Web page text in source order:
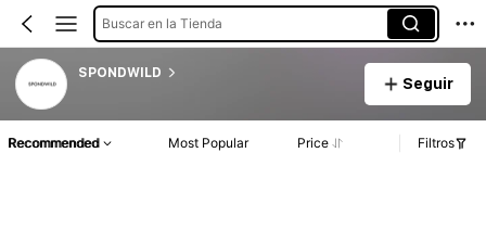
Buscar en la Tienda
SPONDWILD
Seguir
Recommended Most Popular Price Filtros